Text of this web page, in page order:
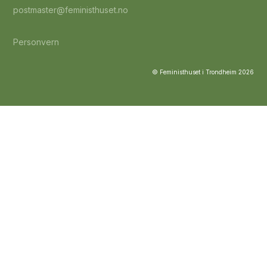
postmaster@feministhuset.no
Personvern
© Feministhuset i Trondheim 2026